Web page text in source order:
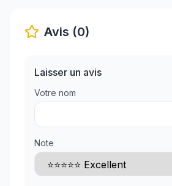
Avis (0)
Laisser un avis
Votre nom
Note